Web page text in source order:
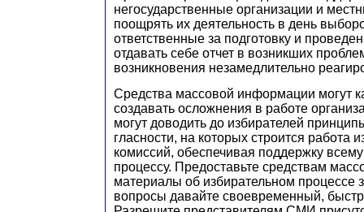
негосударственные организации и
поощрять их деятельность в день
ответственные за подготовку и
отдавать себе отчет в возникших
возникновения незамедлительно
Средства массовой информации могут
создавать осложнения в работе
могут доводить до избирателей
гласности, на которых строится работа
комиссий, обеспечивая поддержку
процессу. Предоставьте средствам
материалы об избирательном процессе
вопросы давайте своевременный,